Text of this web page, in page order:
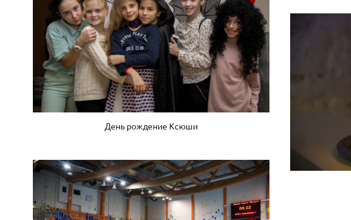
День рождение Ксюши